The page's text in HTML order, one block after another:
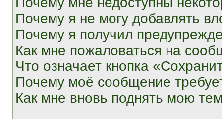
Почему я не могу добавлять
Почему я получил
Как мне пожаловаться на
Что означает кнопка
Почему моё сообщение
Как мне вновь поднять мою